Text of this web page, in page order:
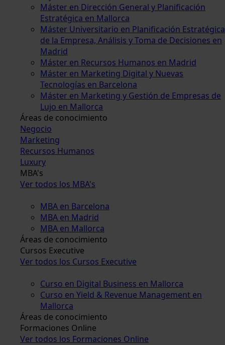
Máster en Dirección General y Planificación
Estratégica en Mallorca
Máster Universitario en Planificación Estratégica
de la Empresa, Análisis y Toma de Decisiones en
Madrid
Máster en Recursos Humanos en Madrid
Máster en Marketing Digital y Nuevas
Tecnologías en Barcelona
Máster en Marketing y Gestión de Empresas de
Lujo en Mallorca
Áreas de conocimiento
Negocio
Marketing
Recursos Humanos
Luxury
MBA's
Ver todos los MBA's
MBA en Barcelona
MBA en Madrid
MBA en Mallorca
Áreas de conocimiento
Cursos Executive
Ver todos los Cursos Executive
Curso en Digital Business en Mallorca
Curso en Yield & Revenue Management en
Mallorca
Áreas de conocimiento
Formaciones Online
Ver todos los Formaciones Online